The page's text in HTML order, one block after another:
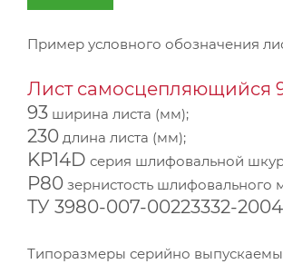
Пример условного обозначения
Лист самосцепляющийся
93 ширина листа (мм);
230 длина листа (мм);
KP14D серия шлифовальной
Р80 зернистость шлифовального
ТУ 3980-007-00223332-2004
Типоразмеры серийно